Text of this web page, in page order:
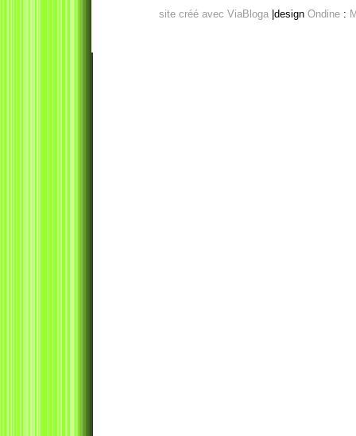
site créé avec ViaBloga|design Ondine: